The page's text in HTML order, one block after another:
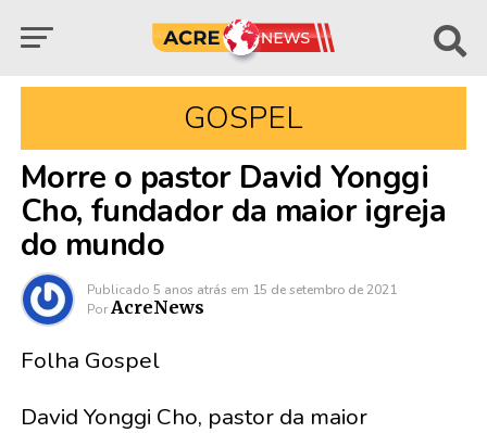
GOSPEL
Morre o pastor David Yonggi
Cho, fundador da maior igreja
do mundo
Publicado 5 anos atrás em 15 de setembro de 2021
Por AcreNews
Folha Gospel
David Yonggi Cho, pastor da maior